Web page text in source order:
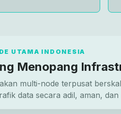
UTAMA INDONESIA
Menopang
multi-node terpusat
data secara adil, aman, dan